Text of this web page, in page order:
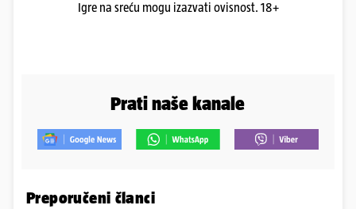
Igre na sreću mogu izazvati ovisnost. 18+
Prati naše kanale
Preporučeni članci